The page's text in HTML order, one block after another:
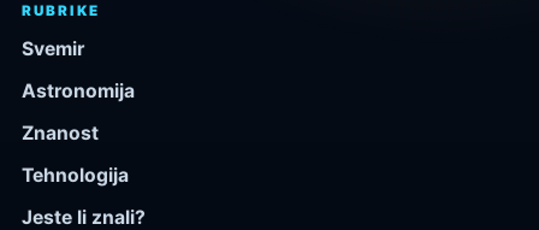
RUBRIKE
Svemir
Astronomija
Znanost
Tehnologija
Jeste li znali?